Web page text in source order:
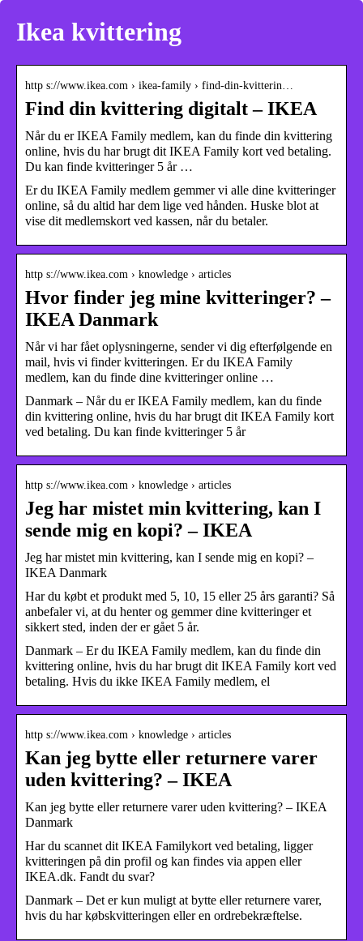
Ikea kvittering
http s://www.ikea.com › ikea-family › find-din-kvitterin…
Find din kvittering digitalt – IKEA
Når du er IKEA Family medlem, kan du finde din kvittering
online, hvis du har brugt dit IKEA Family kort ved betaling.
Du kan finde kvitteringer 5 år …
Er du IKEA Family medlem gemmer vi alle dine kvitteringer
online, så du altid har dem lige ved hånden. Huske blot at
vise dit medlemskort ved kassen, når du betaler.
http s://www.ikea.com › knowledge › articles
Hvor finder jeg mine kvitteringer? –
IKEA Danmark
Når vi har fået oplysningerne, sender vi dig efterfølgende en
mail, hvis vi finder kvitteringen. Er du IKEA Family
medlem, kan du finde dine kvitteringer online …
Danmark – Når du er IKEA Family medlem, kan du finde
din kvittering online, hvis du har brugt dit IKEA Family kort
ved betaling. Du kan finde kvitteringer 5 år
http s://www.ikea.com › knowledge › articles
Jeg har mistet min kvittering, kan I
sende mig en kopi? – IKEA
Jeg har mistet min kvittering, kan I sende mig en kopi? –
IKEA Danmark
Har du købt et produkt med 5, 10, 15 eller 25 års garanti? Så
anbefaler vi, at du henter og gemmer dine kvitteringer et
sikkert sted, inden der er gået 5 år.
Danmark – Er du IKEA Family medlem, kan du finde din
kvittering online, hvis du har brugt dit IKEA Family kort ved
betaling. Hvis du ikke IKEA Family medlem, el
http s://www.ikea.com › knowledge › articles
Kan jeg bytte eller returnere varer
uden kvittering? – IKEA
Kan jeg bytte eller returnere varer uden kvittering? – IKEA
Danmark
Har du scannet dit IKEA Familykort ved betaling, ligger
kvitteringen på din profil og kan findes via appen eller
IKEA.dk. Fandt du svar?
Danmark – Det er kun muligt at bytte eller returnere varer,
hvis du har købskvitteringen eller en ordrebekræftelse.